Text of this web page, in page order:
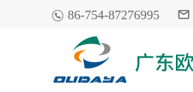
 86-754-87276995 